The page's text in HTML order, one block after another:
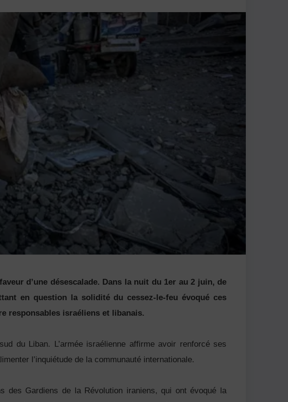
d’une désescalade. Dans la nuit du 1er au 2 juin, de
en question la solidité du cessez-le-feu évoqué ces
responsables israéliens et libanais.
du Liban. L’armée israélienne affirme avoir renforcé ses
l’inquiétude de la communauté internationale.
des Gardiens de la Révolution iraniens, qui ont évoqué la